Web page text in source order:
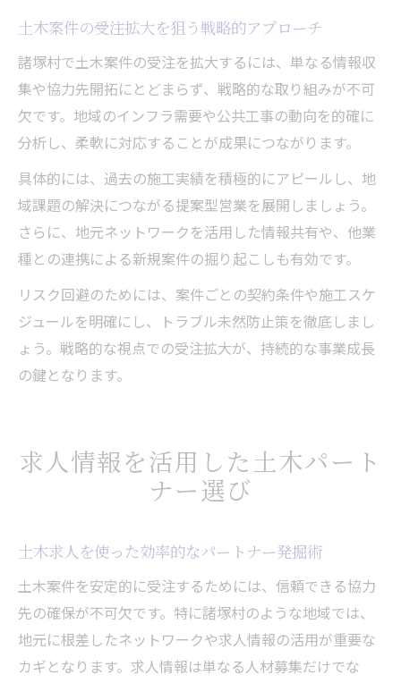
土木案件の受注拡大を狙う戦略的アプローチ
諸塚村で土木案件の受注を拡大するには、単なる情報収
集や協力先開拓にとどまらず、戦略的な取り組みが不可
欠です。地域のインフラ需要や公共工事の動向を的確に
分析し、柔軟に対応することが成果につながります。
具体的には、過去の施工実績を積極的にアピールし、地
域課題の解決につながる提案型営業を展開しましょう。
さらに、地元ネットワークを活用した情報共有や、他業
種との連携による新規案件の掘り起こしも有効です。
リスク回避のためには、案件ごとの契約条件や施工スケ
ジュールを明確にし、トラブル未然防止策を徹底しまし
ょう。戦略的な視点での受注拡大が、持続的な事業成長
の鍵となります。
求人情報を活用した土木パート
ナー選び
土木求人を使った効率的なパートナー発掘術
土木案件を安定的に受注するためには、信頼できる協力
先の確保が不可欠です。特に諸塚村のような地域では、
地元に根差したネットワークや求人情報の活用が重要な
カギとなります。求人情報は単なる人材募集だけでな